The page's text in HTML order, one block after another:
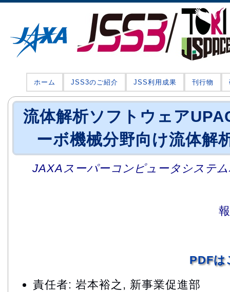
ホーム JSS3のご紹介 JSS利用成果 刊行物
流体解析ソフトウェア
ーボ機械分野向け流体解
JAXAスーパーコンピュータシステ
PDFは
責任者: 岩本裕之, 新事業促進部